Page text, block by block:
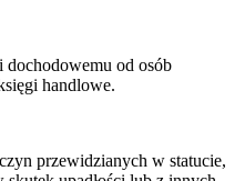
dochodowemu od osób
handlowe.
przewidzianych w statucie,